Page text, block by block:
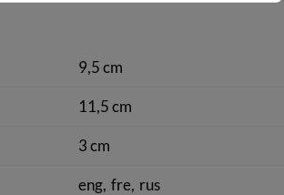
9,5 cm
11,5 cm
3 cm
eng fre rus